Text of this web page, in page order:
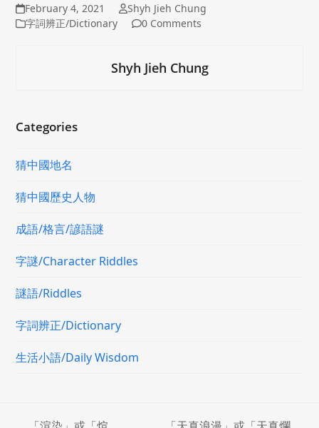
February 4, 2021
Shyh Jieh Chung
字詞辨正/Dictionary
0 Comments
Shyh Jieh Chung
Categories
猜中國地名
猜中國歷史人物
成語/格言/諺語謎
字謎/Character Riddles
謎語/Riddles
字詞辨正/Dictionary
生活小語/Daily Wisdom